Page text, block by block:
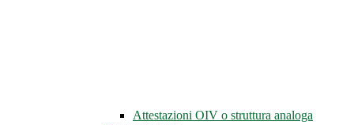
Attestazioni OIV o struttura analoga